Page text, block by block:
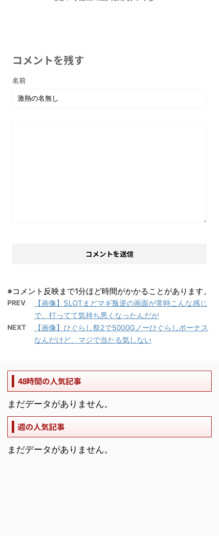
コメントを残す
名前
※コメント反映まで1分ほど時間がかかることがあります。
PREV
【画像】SLOTまどマギ叛逆の画面が常時こんな感じ
で、打ってて気持ち悪くなったんだが
NEXT
【画像】ひぐらし祭2で5000Gノーひぐらしボーナス
なんだけど、マジで当たる気しない
48時間の人気記事
まだデータがありません。
週の人気記事
まだデータがありません。